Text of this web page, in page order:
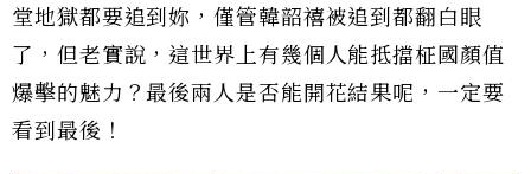
堂地獄都要追到妳，僅管韓韶禧被追到都翻白眼
了，但老實說，這世界上有幾個人能抵擋柾國顏值
爆擊的魅力？最後兩人是否能開花結果呢，一定要
看到最後！